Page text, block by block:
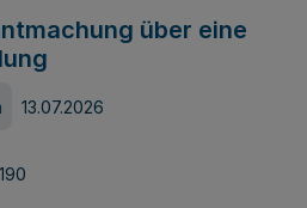
über eine
13.07.2026
190